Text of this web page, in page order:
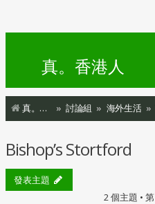
真。香港人
真。香港人 討論組 海外生活
Bishop’s Stortford
發表主題
2 個主題 • 第